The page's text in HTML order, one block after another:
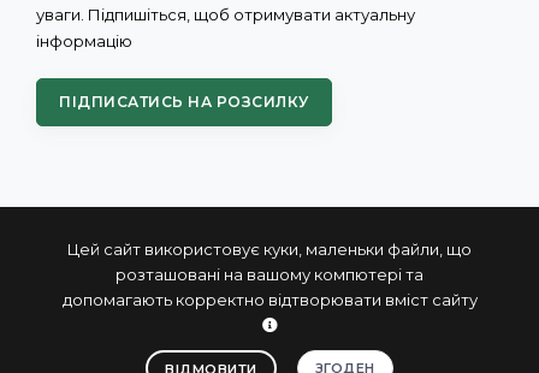
Цей сайт використовує куки, маленьки файли, що
розташовані на вашому компютері та
допомагають корректно відтворювати вміст сайту
ВІДМОВИТИ ЗГОДЕН
уваги. Підпишіться, щоб отримувати актуальну
інформацію
ПІДПИСАТИСЬ НА РОЗСИЛКУ
© 2004 - 2026 ПРОКСИС™ - промислові комп'ютери та
системи